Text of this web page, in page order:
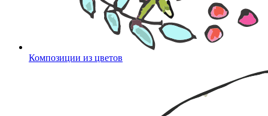
Композиции из цветов